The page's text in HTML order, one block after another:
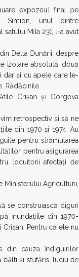
expozeul final pe
Simion, unul dintre
satului Mila 23), l-a avut
Delta Dunării, despre
izolare absolută, două
dar și cu apele care le-
Rădăcinile.
Crișan și Gorgova
retrospectiv și să ne
din 1970 și 1974. Au
pentru strămutarea
pentru asigurarea
locuitorii afectați de
Ministerului Agriculturii,
se construiască diguri
inundațiile din 1970-
Pentru că ele nu
din cauza îndiguirilor
bălti și stufăris, luciu de